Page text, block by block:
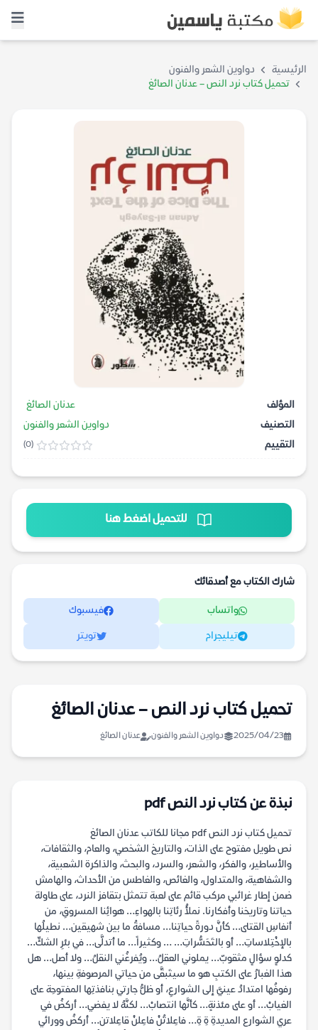
الرئيسية
دواوين الشعر والفنون
تحميل كتاب نرد النص – عدنان الصائغ
المؤلف
عدنان الصائغ
التصنيف
دواوين الشعر والفنون
التقييم
(0)
للتحميل اضغط هنا
شارك الكتاب مع أصدقائك
واتساب فيسبوك
تيليجرام تويتر
تحميل كتاب نرد النص – عدنان الصائغ
2025/04/23 دواوين الشعر والفنون عدنان الصائغ
نبذة عن كتاب نرد النص pdf
تحميل كتاب نرد النص pdf مجانا للكاتب عدنان الصائغ
نص طويل مفتوح على الذات، والتاريخ الشخصي، والعام، والثقافات،
والأساطير، والفكر، والشعر، والسرد، والبحث، والذاكرة الشعبية،
والشفاهية، والمتداول، والغائص، والغاطس من الأحداث، والهامش
ضمن إطار غرائبي مركب قائم على لعبة تتمثل بتقافز النرد، على طاولة
حياتنا وتاريخنا وأفكارنا. نملأُ رئاتِنا بالهواءِ… هوائِنا المسروقِ، من
أنفاسِ القتلى… كأنَّ دورةً حياتِنا… مسافةُ ما بين شهيقين… نطيلُها
بالإخْتِلاساتِ… أو بالتَحَسُّراتِ… … وكثيراً… ما أتدلَّى… في بئرِ الشكِّ…
كدلوٍ سؤالٍ مثقوبّ… يملوني العقلُ… ويُفرغُني النقلُ… ولا أصل… هل
هذا الغبارُ على الكتبِ هو ما سيتَبقَّى من حياتي المرصوفةِ بينها،
رفوفُها امتدادُ عينيَّ إلى الشوارعِ، أو ظلُّ جارتي بنافذتِها المفتوحِة على
الغيابْ… أو على مئذنةٍ… كأنَّها انتصابْ… لكنَّهُ لا يفضي… أركضُ في
عري الشوارع المديدةِ ةِ ةِ… فاعِلاتُنْ فاعِلنْ قاعِلاتن… أركضُ وورائي